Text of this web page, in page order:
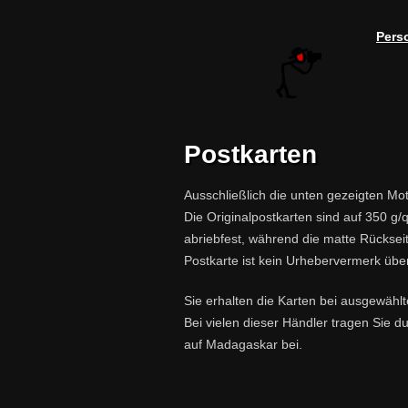
Postkarten
Ausschließlich die unten gezeigten
Die Originalpostkarten sind auf 350
abriebfest, während die matte
Postkarte ist kein Urhebervermerk
Sie erhalten die Karten bei
Bei vielen dieser Händler tragen Sie
auf Madagaskar bei.